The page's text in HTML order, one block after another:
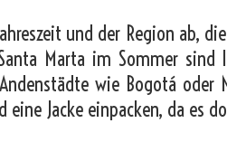
und der Region ab,
Marta im Sommer
wie Bogotá oder
eine Jacke einpacken, da es